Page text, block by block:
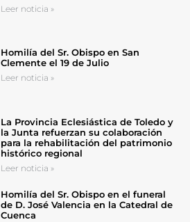
Leer noticia »
Homilía del Sr. Obispo en San
Clemente el 19 de Julio
Leer noticia »
La Provincia Eclesiástica de Toledo y
la Junta refuerzan su colaboración
para la rehabilitación del patrimonio
histórico regional
Leer noticia »
Homilía del Sr. Obispo en el funeral
de D. José Valencia en la Catedral de
Cuenca